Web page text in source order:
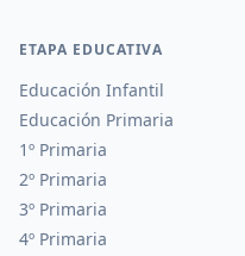
ETAPA EDUCATIVA
Educación Infantil
Educación Primaria
1º Primaria
2º Primaria
3º Primaria
4º Primaria